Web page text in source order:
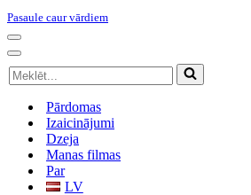
Pasaule caur vārdiem
Navigation
Menu
Navigation
Menu
Meklēt...
Pārdomas
Izaicinājumi
Dzeja
Manas filmas
Par
LV